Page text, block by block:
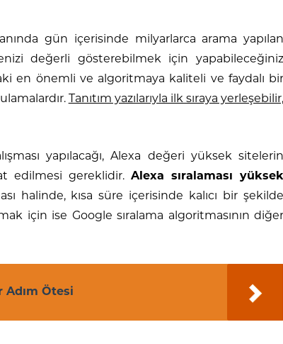
gün içerisinde milyarlarca arama yapılan
değerli gösterebilmek için yapabileceğiniz
en önemli ve algoritmaya kaliteli ve faydalı bir
Tanıtım yazılarıyla ilk sıraya yerleşebilir,
yapılacağı, Alexa değeri yüksek sitelerin
edilmesi gereklidir.Alexa sıralaması yüksek
halinde, kısa süre içerisinde kalıcı bir şekilde
için ise Google sıralama algoritmasının diğer
Adım Ötesi